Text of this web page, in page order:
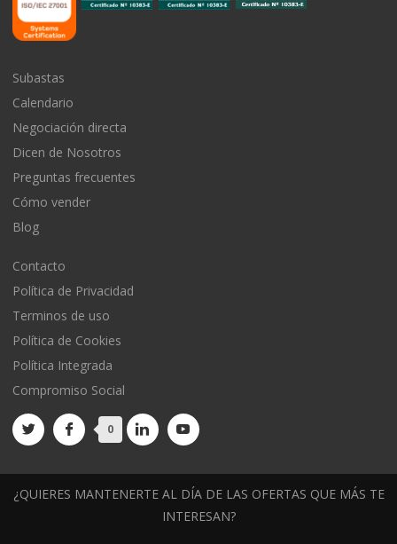
Subastas
Calendario
Negociación directa
Dicen de Nosotros
Preguntas frecuentes
Cómo vender
Blog
Contacto
Política de Privacidad
Terminos de uso
Política de Cookies
Política Integrada
Compromiso Social
0
¿QUIERES MANTENERTE AL DÍA DE LAS OFERTAS QUE MÁS TE
INTERESAN?